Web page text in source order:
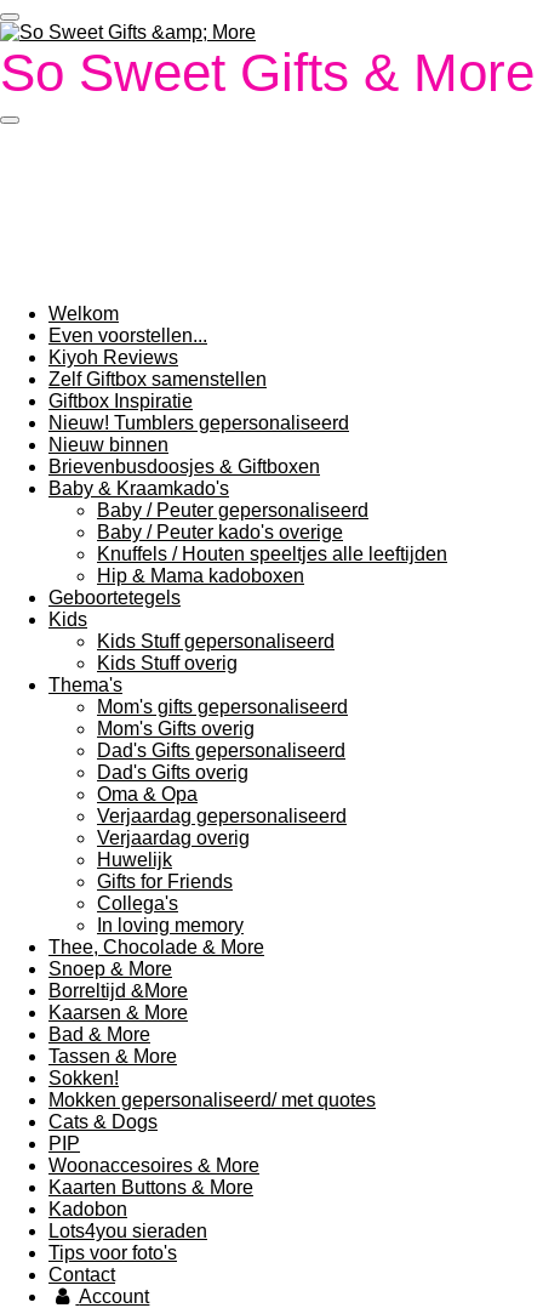
Ga
direct
naar
de
So Sweet Gifts & More
Welkom
Even voorstellen...
Kiyoh Reviews
Zelf Giftbox samenstellen
Giftbox Inspiratie
Nieuw! Tumblers gepersonaliseerd
Nieuw binnen
Brievenbusdoosjes & Giftboxen
Baby & Kraamkado's
Baby / Peuter gepersonaliseerd
Baby / Peuter kado's overige
Knuffels / Houten speeltjes alle leeftijden
Hip & Mama kadoboxen
Geboortetegels
Kids
Kids Stuff gepersonaliseerd
Kids Stuff overig
Thema's
Mom's gifts gepersonaliseerd
Mom's Gifts overig
Dad's Gifts gepersonaliseerd
Dad's Gifts overig
Oma & Opa
Verjaardag gepersonaliseerd
Verjaardag overig
Huwelijk
Gifts for Friends
Collega's
In loving memory
Thee, Chocolade & More
Snoep & More
Borreltijd &More
Kaarsen & More
Bad & More
Tassen & More
Sokken!
Mokken gepersonaliseerd/ met quotes
Cats & Dogs
PIP
Woonaccesoires & More
Kaarten Buttons & More
Kadobon
Lots4you sieraden
Tips voor foto's
Contact
Account